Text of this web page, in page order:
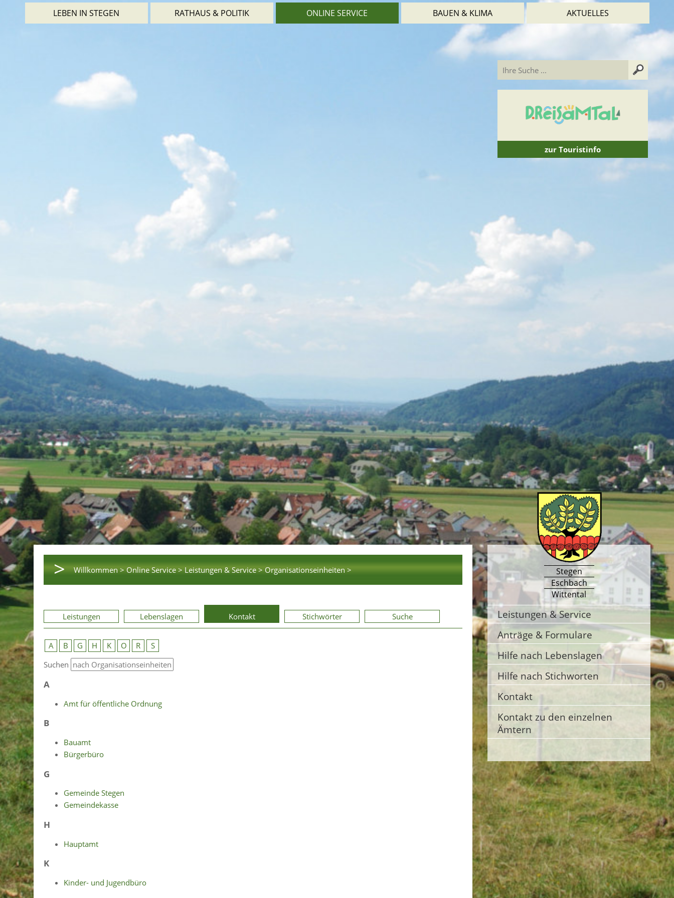
LEBEN IN STEGEN RATHAUS & POLITIK ONLINE SERVICE BAUEN & KLIMA AKTUELLES
zur Touristinfo
> Willkommen > Online Service > Leistungen & Service > Organisationseinheiten >
Leistungen Lebenslagen Kontakt Stichwörter Suche
A B G H K O R
S
Suchen
A
Amt für öffentliche Ordnung
B
Bauamt
Bürgerbüro
G
Gemeinde Stegen
Gemeindekasse
H
Hauptamt
K
Kinder- und Jugendbüro
Stegen
Eschbach
Wittental
Leistungen & Service
Anträge & Formulare
Hilfe nach Lebenslagen
Hilfe nach Stichworten
Kontakt
Kontakt zu den einzelnen
Ämtern